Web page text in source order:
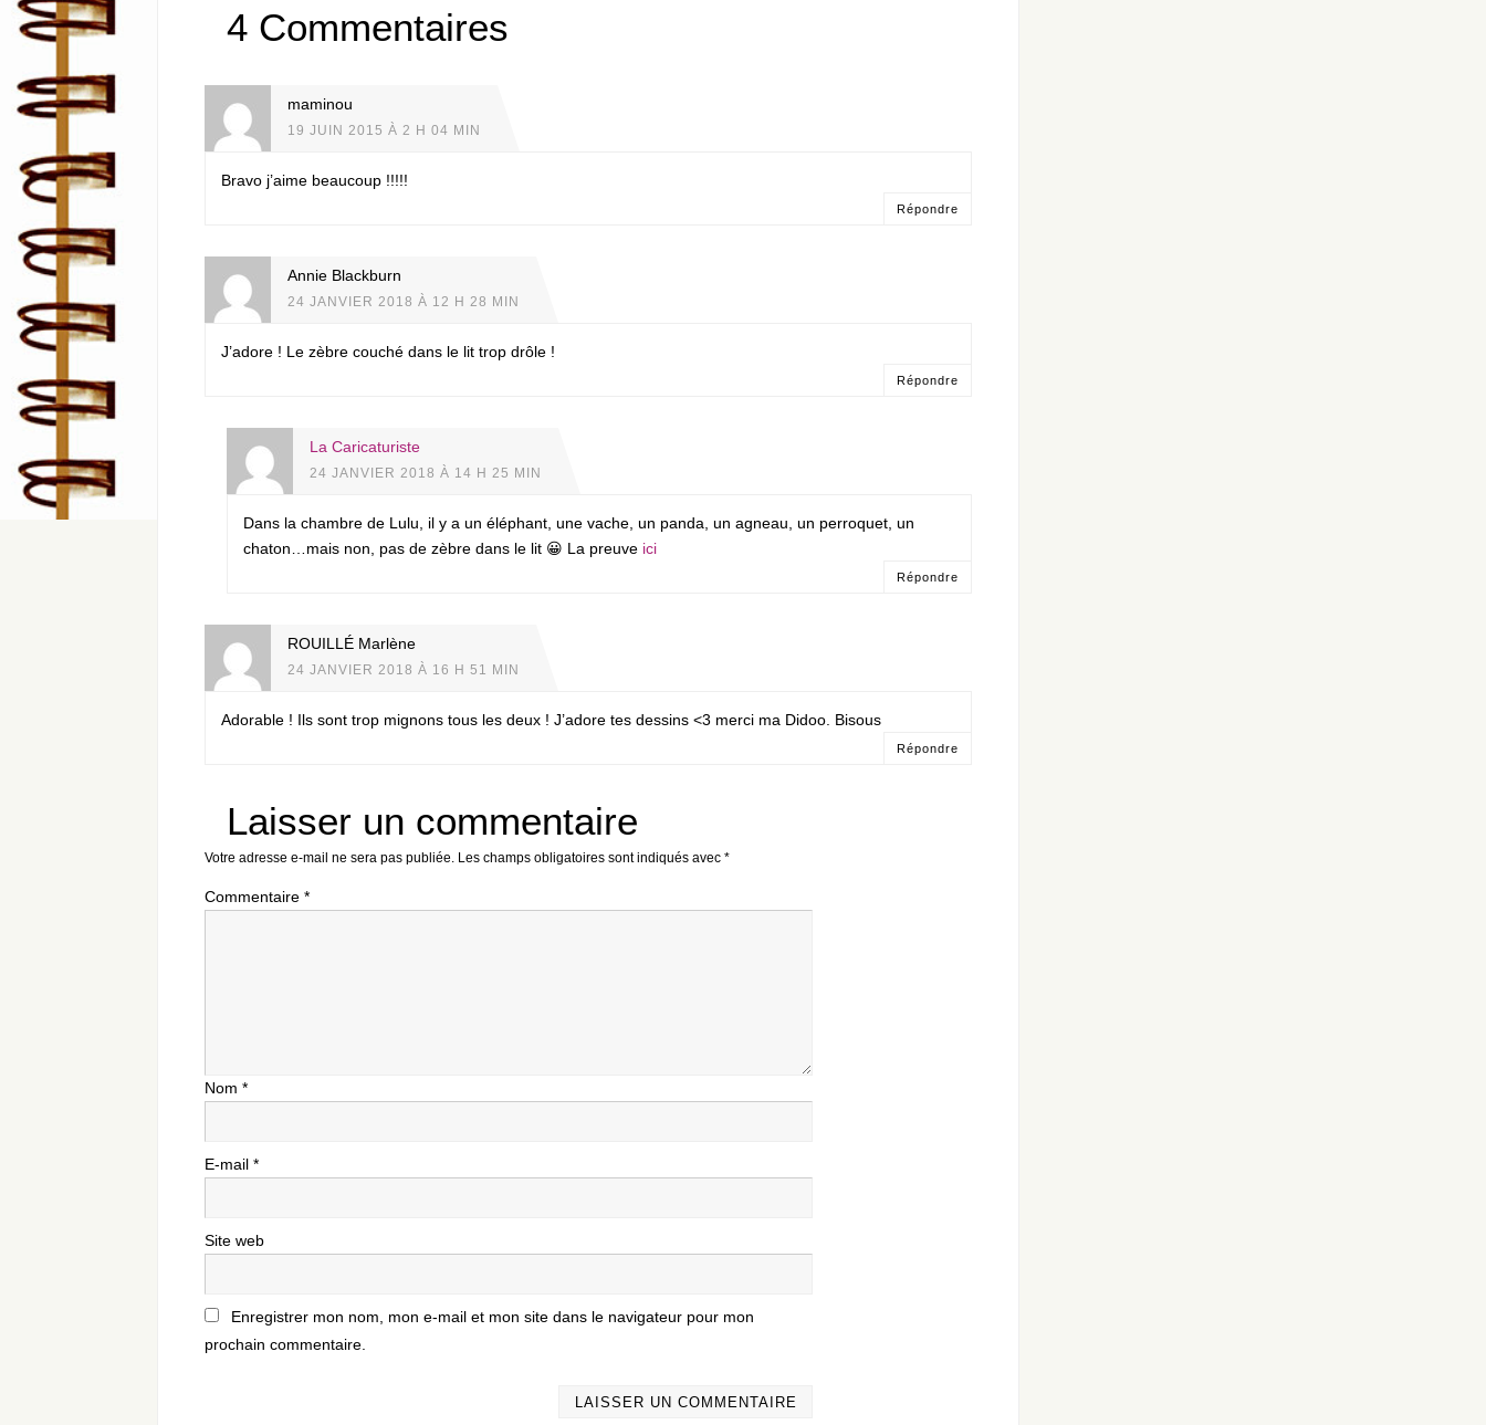
4 Commentaires
maminou
19 JUIN 2015 À 2 H 04 MIN
Bravo j’aime beaucoup !!!!!
Répondre
Annie Blackburn
24 JANVIER 2018 À 12 H 28 MIN
J’adore ! Le zèbre couché dans le lit trop drôle !
Répondre
La Caricaturiste
24 JANVIER 2018 À 14 H 25 MIN
Dans la chambre de Lulu, il y a un éléphant, une vache, un panda, un agneau, un perroquet, un
chaton…mais non, pas de zèbre dans le lit 😀 La preuve ici
Répondre
ROUILLÉ Marlène
24 JANVIER 2018 À 16 H 51 MIN
Adorable ! Ils sont trop mignons tous les deux ! J’adore tes dessins <3 merci ma Didoo. Bisous
Répondre
Laisser un commentaire
Votre adresse e-mail ne sera pas publiée. Les champs obligatoires sont indiqués avec *
Commentaire *
Nom *
E-mail *
Site web
Enregistrer mon nom, mon e-mail et mon site dans le navigateur pour mon
prochain commentaire.